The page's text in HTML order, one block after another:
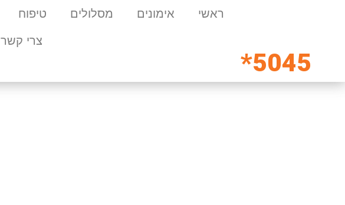
ראשי אימונים מסלולים טיפוח
צרי קשר
5045*